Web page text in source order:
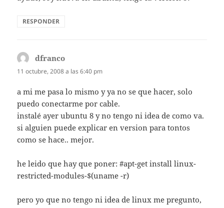
RESPONDER
dfranco
11 octubre, 2008 a las 6:40 pm
a mi me pasa lo mismo y ya no se que hacer, solo
puedo conectarme por cable.
instalé ayer ubuntu 8 y no tengo ni idea de como va.
si alguien puede explicar en version para tontos
como se hace.. mejor.
he leido que hay que poner: #apt-get install linux-
restricted-modules-$(uname -r)
pero yo que no tengo ni idea de linux me pregunto,